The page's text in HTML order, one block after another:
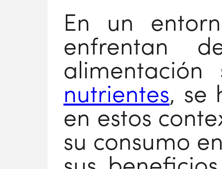
En un
enfrentan
nutrientes, se
en estos
su consumo